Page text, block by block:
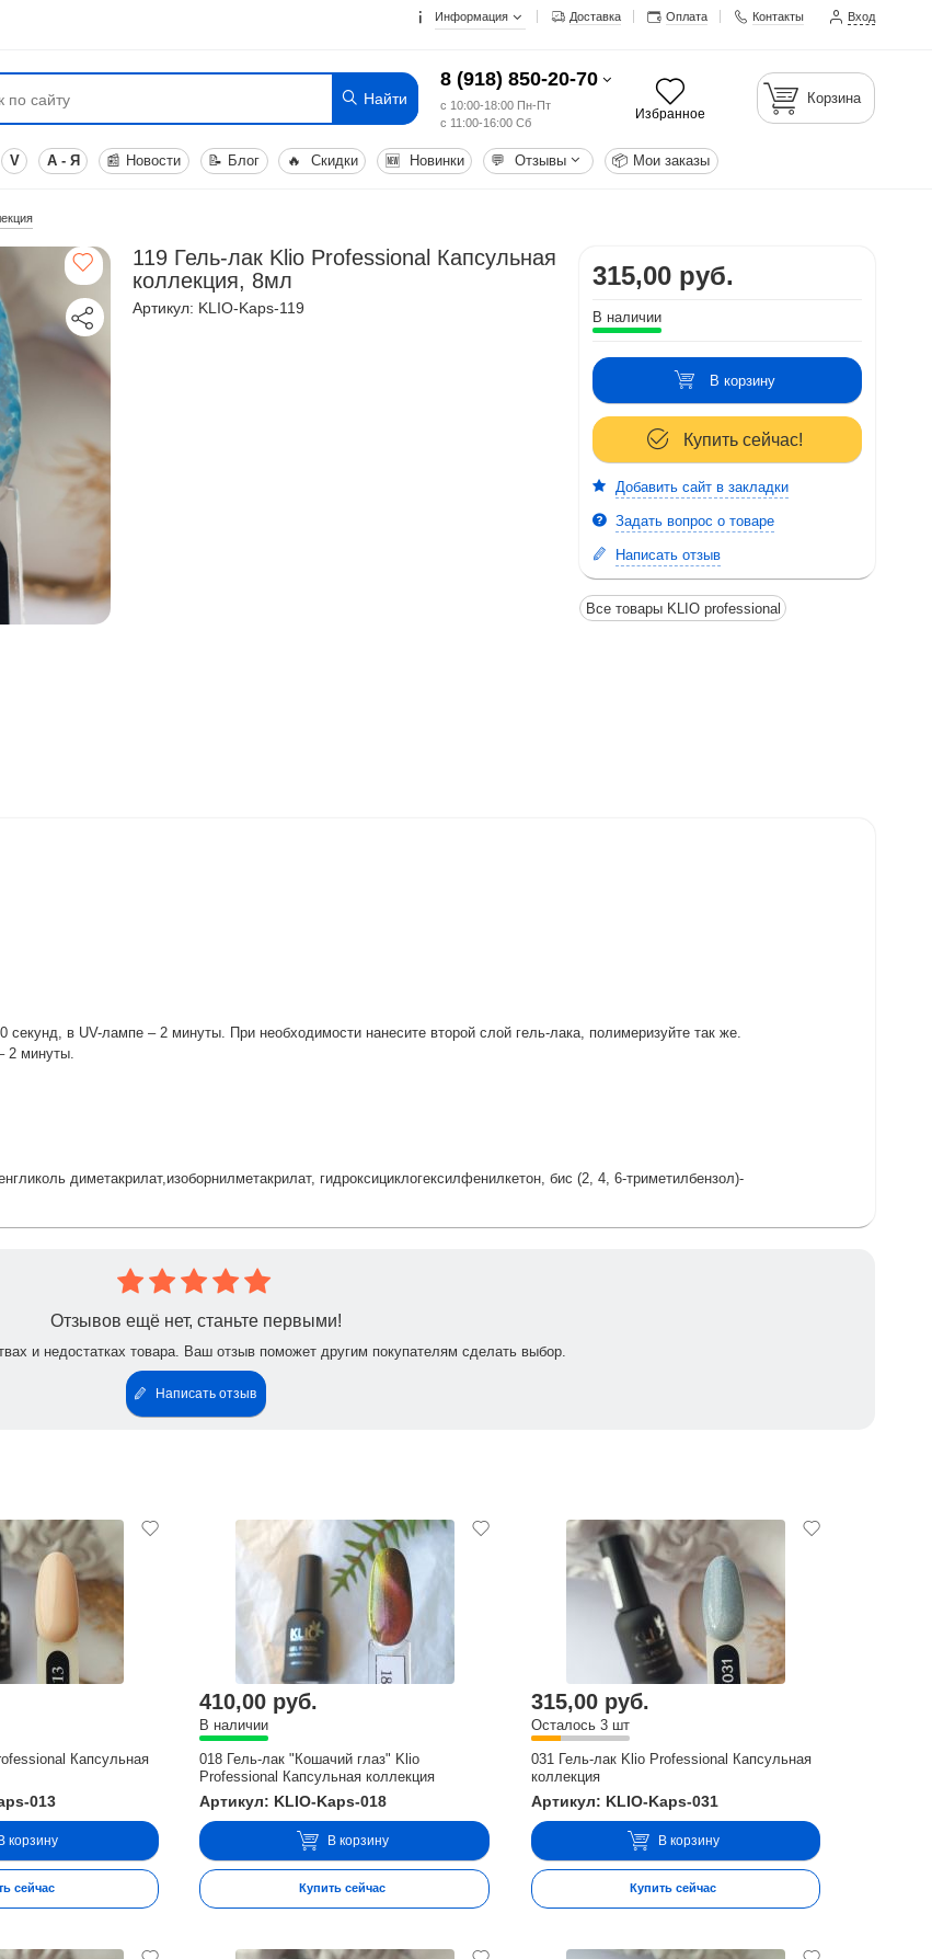
Информация Доставка Оплата Контакты Вход
Найти
8 (918) 850-20-70
с 10:00-18:00 Пн-Пт
с 11:00-16:00 Сб
Избранное
Корзина
V А - Я 📰 Новости 📝 Блог 🔥 Скидки 🆕 Новинки 💬 Отзывы 📦 Мои заказы
119 Гель-лак Klio Professional Капсульная
коллекция, 8мл
Артикул: KLIO-Kaps-119
315,00 руб.
В наличии
В корзину
Купить сейчас!
Добавить сайт в закладки
Задать вопрос о товаре
Написать отзыв
Все товары KLIO professional
в UV-лампе – 2 минуты. При необходимости нанесите второй слой гель-лака, полимеризуйте так же.
2 минуты.
диметакрилат,изоборнилметакрилат, гидроксициклогексилфенилкетон, бис (2, 4, 6-триметилбензол)-
Отзывов ещё нет, станьте первыми!
и недостатках товара. Ваш отзыв поможет другим покупателям сделать выбор.
Написать отзыв
Капсульная
013
корзину
сейчас
410,00 руб.
В наличии
018 Гель-лак "Кошачий глаз" Klio
Professional Капсульная коллекция
Артикул: KLIO-Kaps-018
В корзину
Купить сейчас
315,00 руб.
Осталось 3 шт
031 Гель-лак Klio Professional Капсульная
коллекция
Артикул: KLIO-Kaps-031
В корзину
Купить сейчас